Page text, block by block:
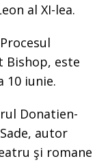
al XI-lea.
Bishop, este
10 iunie.
Donatien-
autor
şi romane